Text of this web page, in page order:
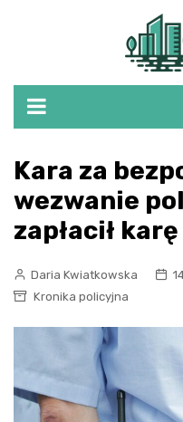
Kara za
wezwanie
zapłacił karę
Daria Kwiatkowska
Kronika policyjna